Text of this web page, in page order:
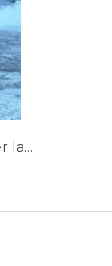
la...